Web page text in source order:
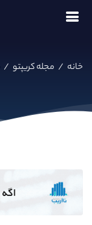
خانه / مجله کریپتو /